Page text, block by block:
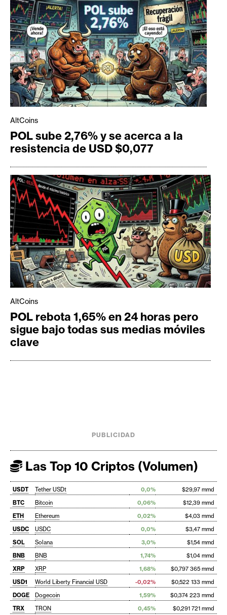
AltCoins
POL sube 2,76% y se acerca a la
resistencia de USD $0,077
AltCoins
POL rebota 1,65% en 24 horas pero
sigue bajo todas sus medias móviles
clave
PUBLICIDAD
Las Top 10 Criptos (Volumen)
USDT Tether USDt 0,0%
$29,97 mmd
BTC
Bitcoin 0,06%
$12,39 mmd
ETH
Ethereum 0,02%
$4,03 mmd
USDC
USDC 0,0%
$3,47 mmd
SOL
Solana 3,0%
$1,54 mmd
BNB
BNB 1,74%
$1,04 mmd
XRP
XRP 1,68%
$0,797 365 mmd
USD1
World Liberty Financial USD -0,02%
$0,522 133 mmd
DOGE
Dogecoin 1,59%
$0,374 223 mmd
TRX
TRON 0,45% $0,291 721 mmd